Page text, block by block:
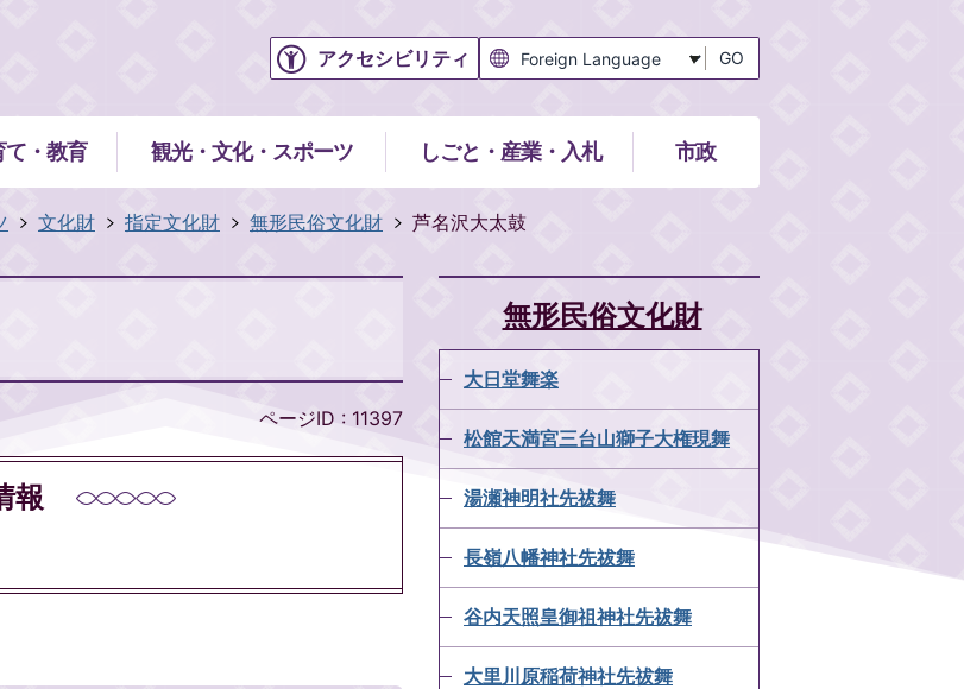
アクセシビリティ GO
て・教育 観光・文化・スポーツ しごと・産業・入札 市政
文化財 指定文化財 無形民俗文化財 芦名沢大太鼓
ページID : 11397
報
無形民俗文化財
大日堂舞楽
松館天満宮三台山獅子大権現舞
湯瀬神明社先祓舞
長嶺八幡神社先祓舞
谷内天照皇御祖神社先祓舞
大里川原稲荷神社先祓舞